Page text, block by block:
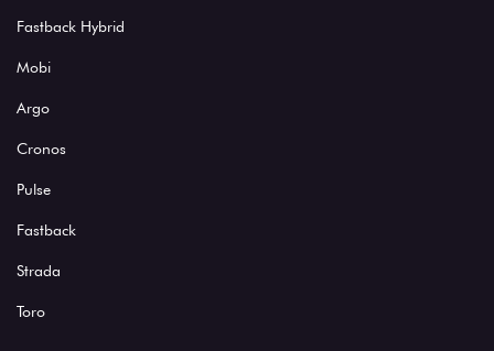
Fastback Hybrid
Mobi
Argo
Cronos
Pulse
Fastback
Strada
Toro